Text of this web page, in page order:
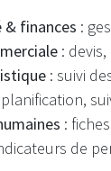
finances :
:
: suivi
:
de